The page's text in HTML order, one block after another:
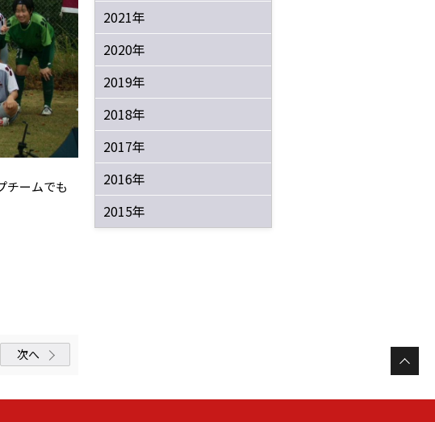
チームでも
次へ
2021年
2020年
2019年
2018年
2017年
2016年
2015年